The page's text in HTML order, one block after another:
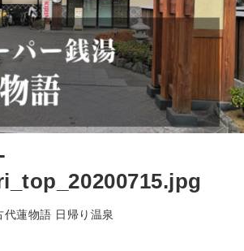
蓮物語 日帰り温泉